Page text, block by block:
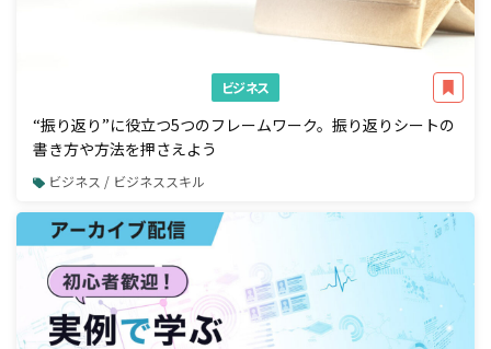
ビジネス
“振り返り”に役立つ5つのフレームワーク。振り返りシートの
書き方や方法を押さえよう
ビジネス / ビジネススキル